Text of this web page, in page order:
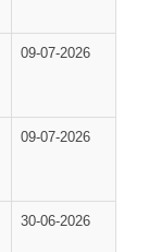
09-07-2026
09-07-2026
30-06-2026